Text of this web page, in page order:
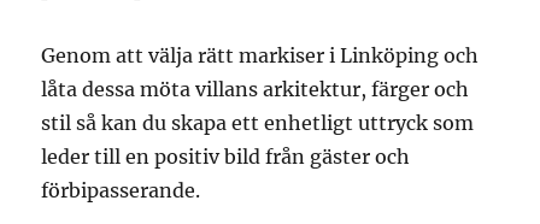
Genom att välja rätt markiser i Linköping och
låta dessa möta villans arkitektur, färger och
stil så kan du skapa ett enhetligt uttryck som
leder till en positiv bild från gäster och
förbipasserande.